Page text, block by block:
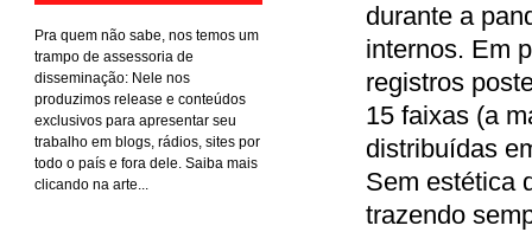
durante a
internos. Em
registros
15 faixas (a
distribuídas
Sem estética
trazendo
Pra quem não sabe, nos temos um
trampo de assessoria de
disseminação: Nele nos
produzimos release e conteúdos
exclusivos para apresentar seu
trabalho em blogs, rádios, sites por
todo o país e fora dele. Saiba mais
clicando na arte...